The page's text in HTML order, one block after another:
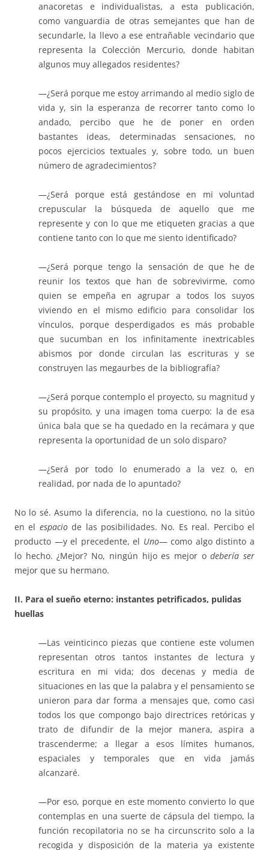
anacoretas e individualistas, a esta publicación,
como vanguardia de otras semejantes que han de
secundarle, la llevo a ese entrañable vecindario que
representa la Colección Mercurio, donde habitan
algunos muy allegados residentes?
—¿Será porque me estoy arrimando al medio siglo de
vida y, sin la esperanza de recorrer tanto como lo
andado, percibo que he de poner en orden
bastantes ideas, determinadas sensaciones, no
pocos ejercicios textuales y, sobre todo, un buen
número de agradecimientos?
—¿Será porque está gestándose en mi voluntad
crepuscular la búsqueda de aquello que me
represente y con lo que me etiqueten gracias a que
contiene tanto con lo que me siento identificado?
—¿Será porque tengo la sensación de que he de
reunir los textos que han de sobrevivirme, como
quien se empeña en agrupar a todos los suyos
viviendo en el mismo edificio para consolidar los
vínculos, porque desperdigados es más probable
que sucumban en los infinitamente inextricables
abismos por donde circulan las escrituras y se
construyen las megaurbes de la bibliografía?
—¿Será porque contemplo el proyecto, su magnitud y
su propósito, y una imagen toma cuerpo: la de esa
única bala que se ha quedado en la recámara y que
representa la oportunidad de un solo disparo?
—¿Será por todo lo enumerado a la vez o, en
realidad, por nada de lo apuntado?
No lo sé. Asumo la diferencia, no la cuestiono, no la sitúo
en el espaciode las posibilidades. No. Es real. Percibo el
producto —y el precedente, el Uno— como algo distinto a
lo hecho. ¿Mejor? No, ningún hijo es mejor odebería ser
mejor que su hermano.
II. Para el sueño eterno: instantes petrificados, pulidas
huellas
—Las veinticinco piezas que contiene este volumen
representan otros tantos instantes de lectura y
escritura en mi vida; dos decenas y media de
situaciones en las que la palabra y el pensamiento se
unieron para dar forma a mensajes que, como casi
todos los que compongo bajo directrices retóricas y
trato de difundir de la mejor manera, aspira a
trascenderme; a llegar a esos límites humanos,
espaciales y temporales que en vida jamás
alcanzaré.
—Por eso, porque en este momento convierto lo que
contemplas en una suerte de cápsula del tiempo, la
función recopilatoria no se ha circunscrito solo a la
recogida y disposición de la materia ya existente